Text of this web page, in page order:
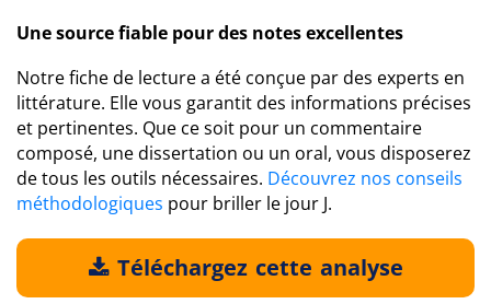
Une source fiable pour des notes excellentes
Notre fiche de lecture a été conçue par des experts en
littérature. Elle vous garantit des informations précises
et pertinentes. Que ce soit pour un commentaire
composé, une dissertation ou un oral, vous disposerez
de tous les outils nécessaires. Découvrez nos conseils
méthodologiques pour briller le jour J.
Téléchargez cette analyse